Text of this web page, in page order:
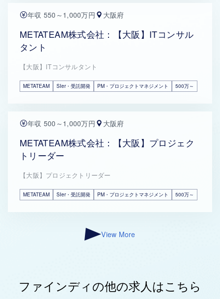
年収 550～1,000万円 大阪府
METATEAM株式会社：【大阪】ITコンサル
タント
【大阪】ITコンサルタント
METATEAM SIer・受託開発 PM・プロジェクトマネジメント 500万～
年収 500～1,000万円 大阪府
METATEAM株式会社：【大阪】プロジェク
トリーダー
【大阪】プロジェクトリーダー
METATEAM SIer・受託開発 PM・プロジェクトマネジメント 500万～
View More
ファインディの他の求人はこちら